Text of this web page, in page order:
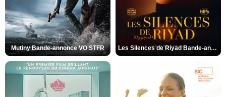
Mutiny Bande-annonce VO STFR Les Silences de Riyad Bande-annonce VO STFR